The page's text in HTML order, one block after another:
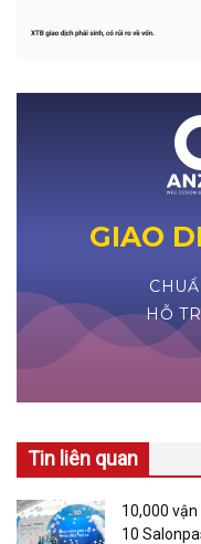
Tin liên quan
10,000
10